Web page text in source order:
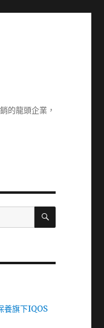
的龍頭企業，
搜
養旗下IQOS